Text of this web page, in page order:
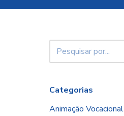
Categorias
Animação Vocacional